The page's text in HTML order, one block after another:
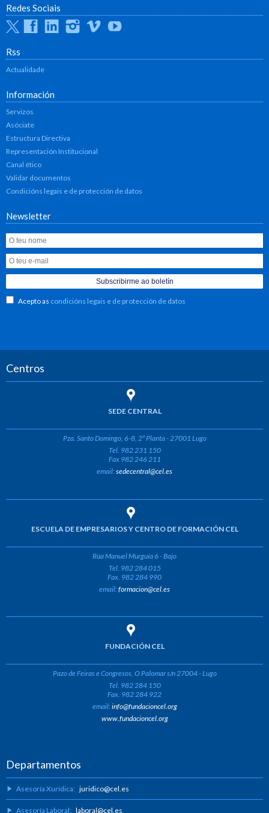
Redes Sociais
TwitterFacebookLinkedinInstagram
Vimeo
Rss
Actualidade
Información
Servizos
Asóciate
Estructura Directiva
Representación Institucional
Canal ético
Validar documentos
Condicións legais e de protección de datos
Newsletter
Acepto as condicións legais e de protección de datos
Centros
SEDE CENTRAL
Pza. Santo Domingo, 6-8, 2ª Planta - 27001 Lugo
Tel. 982 231 150
Fax 982 246 211
email:sedecentral@cel.es
ESCUELA DE EMPRESARIOS Y CENTRO DE FORMACIÓN CEL
Rúa Manuel Murguía 6 - Bajo
Tel. 982 284 015
Fax. 982 284 990
email:formacion@cel.es
FUNDACIÓN CEL
Pazo de Feiras e Congresos, O Palomar s/n 27004 - Lugo
Tel. 982 284 150
Fax. 982 284 922
email:info@fundacioncel.org
www.fundacioncel.org
Departamentos
Asesoría Xurídica: juridico@cel.es
Asesoría Laboral: laboral@cel.es